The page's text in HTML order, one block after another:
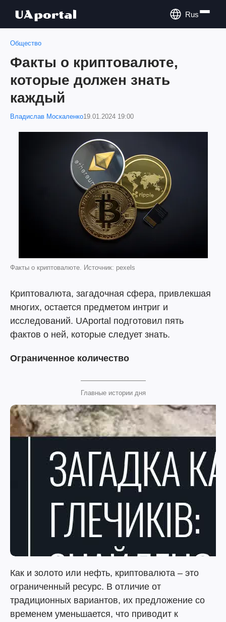
Rus
Общество
Факты о криптовалюте,
которые должен знать
каждый
Владислав Москаленко19.01.2024 19:00
Факты о криптовалюте. Источник: pexels
Криптовалюта, загадочная сфера, привлекшая
многих, остается предметом интриг и
исследований. UAportal подготовил пять
фактов о ней, которые следует знать.
Ограниченное количество
Главные истории дня
Как и золото или нефть, криптовалюта – это
ограниченный ресурс. В отличие от
традиционных вариантов, их предложение со
временем уменьшается, что приводит к